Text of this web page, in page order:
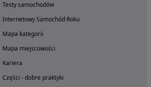
Testy samochodów
Internetowy Samochód Roku
Mapa kategorii
Mapa miejscowości
Kariera
Części - dobre praktyki